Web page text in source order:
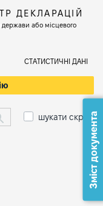
ДЕКЛАРАЦІЙ
або місцевого
СТАТИСТИЧНІ ДАНІ
шукати скрізьЗміст документа